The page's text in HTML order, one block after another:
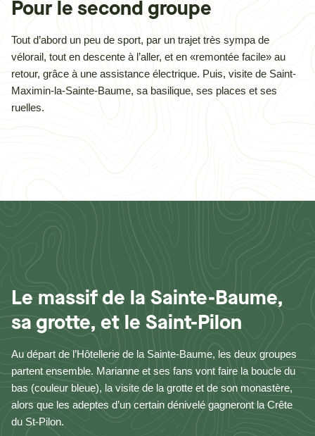
Pour le second groupe
Tout d’abord un peu de sport, par un trajet très sympa de
vélorail, tout en descente à l’aller, et en «remontée facile» au
retour, grâce à une assistance électrique. Puis, visite de Saint-
Maximin-la-Sainte-Baume, sa basilique, ses places et ses
ruelles.
Le massif de la Sainte-Baume,
sa grotte, et le Saint-Pilon
Au départ de l’Hôtellerie de la Sainte-Baume, les deux groupes
partent ensemble. Marianne et ses fans vont faire la boucle du
bas (couleur bleue), la visite de la grotte et de son monastère,
alors que les adeptes d’un certain dénivelé gagneront la Crête
du St-Pilon.